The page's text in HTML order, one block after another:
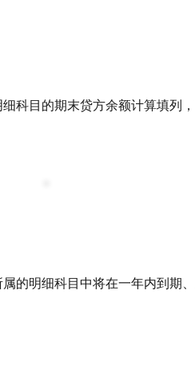
科目的期末贷方余额计算填列
属的明细科目中将在一年内到